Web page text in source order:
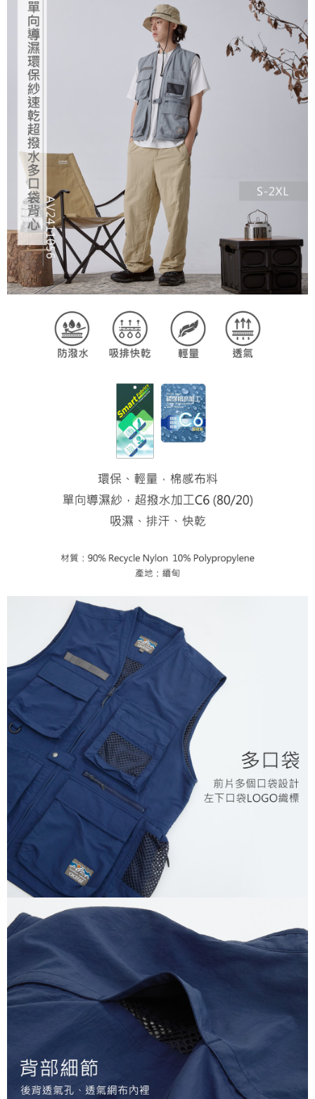
2.基於同意付款使用「大哥付你分期」之契約關係目的，商店將以您的個人
資料（包含姓名、電話或地址）提供予台灣大哥大進項蒐集、處理及利用，
由本公司與您本人進行分期帳單所需資料之確認、核對及更正。
3.完整用戶服務條款，請詳閱以下連結：https://oppay.tw/userRule
※ 交易是否成功請以「AFTEE先享後付 」之結帳頁面顯示為準，若有關於
是否繳費成功／繳費後需取消欲退款等相關疑問，請聯繫「AFTEE先享後付
客戶支援中心」
https://netprotections.freshdesk.com/support/home
【注意事項】
１．透過由恩沛科技股份有限公司提供之「AFTEE先享後付」服務完成之交
易，需依本服務之必要範圍內提供個人資料，並將交易相關給付款項請求債
權轉讓予恩沛科技股份有限公司。
２．關於個人資料處理事宜，請瀏覽以下網址：
https://aftee.tw/terms/#terms3
３．未成年的使用者請事先徵得法定代理人或監護人之同意方可使用
「AFTEE先享後付」，若未經同意申辦者引起之損失，本公司不負相關責
任。
４．使用「AFTEE先享後付」時，將依據個別帳號之用戶狀況，依本公司即
時審查核予不同之上限額度；若仍有額度不足之情形，本公司將視審查結果
請求用戶進行身份認證。
５．嚴禁一人註冊多個帳號或使用他人資訊註冊。若發現惡意使用之情形，
恩沛科技股份有限公司將有權停止該用戶之使用額度並採取法律行動。
每筆NT$100，滿NT$799(含以上)免運費
付款後門市自取
免運費
貨到付款
每筆NT$130，滿NT$3,000(含以上)免運費